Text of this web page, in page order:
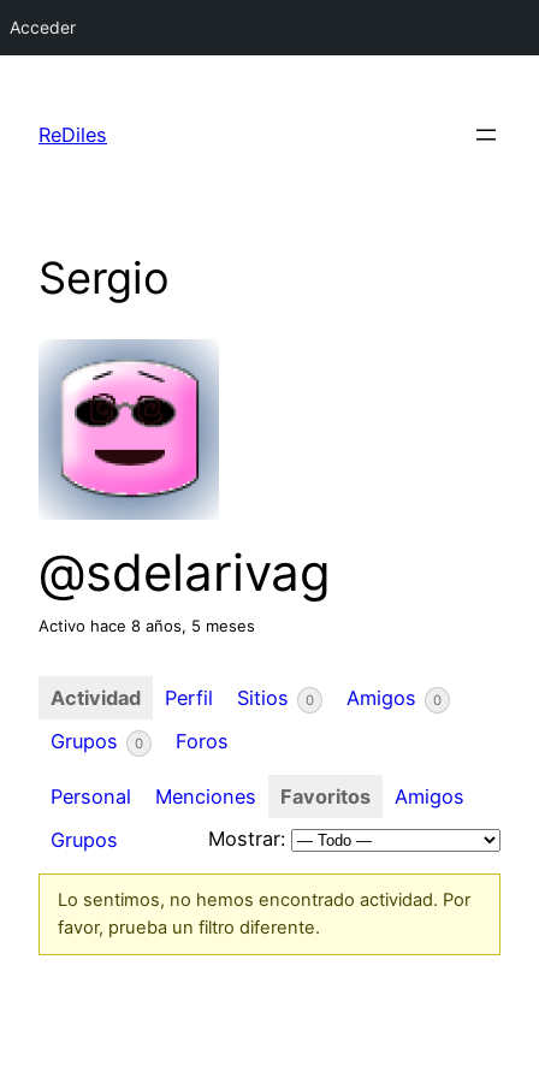
Acceder
contenido
ReDiles
Sergio
@sdelarivag
Activo hace 8 años, 5 meses
Actividad Perfil Sitios 0 Amigos 0
Grupos 0 Foros
Personal Menciones Favoritos
Amigos
Grupos
Mostrar:
Lo sentimos, no hemos encontrado actividad. Por
favor, prueba un filtro diferente.